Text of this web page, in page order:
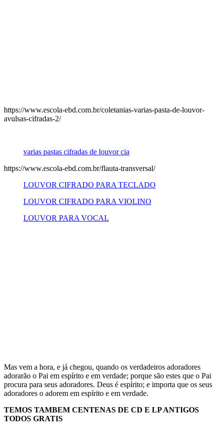
https://www.escola-ebd.com.br/coletanias-varias-pasta-de-louvor-
avulsas-cifradas-2/
varias pastas cifradas de louvor cia
https://www.escola-ebd.com.br/flauta-transversal/
LOUVOR CIFRADO PARA TECLADO
LOUVOR CIFRADO PARA VIOLINO
LOUVOR PARA VOCAL
Mas vem a hora, e já chegou, quando os verdadeiros adoradores
adorarão o Pai em espírito e em verdade; porque são estes que o Pai
procura para seus adoradores. Deus é espírito; e importa que os seus
adoradores o adorem em espírito e em verdade.
TEMOS TAMBEM CENTENAS DE CD E LP ANTIGOS
TODOS GRATIS